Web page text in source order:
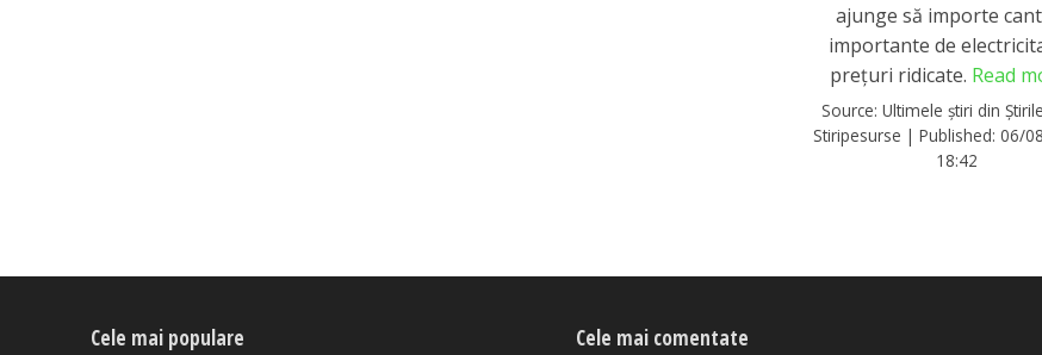
ajunge să importe
importante de
prețuri ridicate. Read
Source:Ultimele știri din
Stiripesurse |Published:06/
18:42
Cele mai populare Cele mai comentate